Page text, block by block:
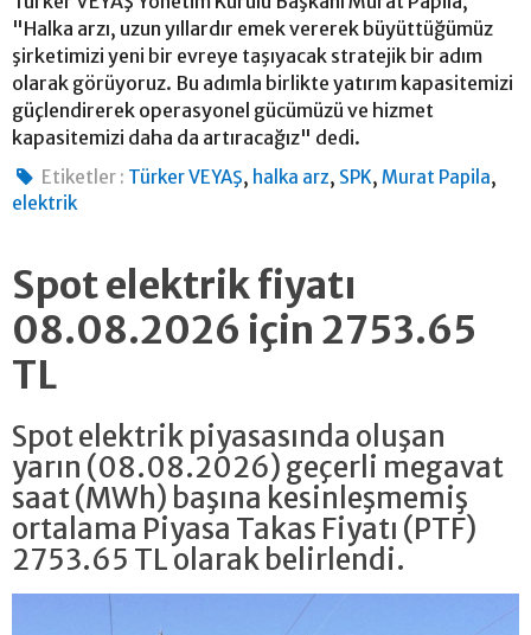
"Halka arzı, uzun yıllardır emek vererek büyüttüğümüz
şirketimizi yeni bir evreye taşıyacak stratejik bir adım
olarak görüyoruz. Bu adımla birlikte yatırım kapasitemizi
güçlendirerek operasyonel gücümüzü ve hizmet
kapasitemizi daha da artıracağız" dedi.
Etiketler : Türker VEYAŞ, halka arz, SPK,Murat Papila,
elektrik
Spot elektrik fiyatı
08.08.2026 için 2753.65
TL
Spot elektrik piyasasında oluşan
yarın (08.08.2026) geçerli megavat
saat (MWh) başına kesinleşmemiş
ortalama Piyasa Takas Fiyatı (PTF)
2753.65 TL olarak belirlendi.